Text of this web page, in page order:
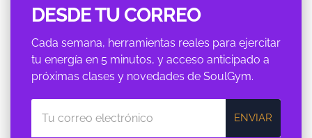
DESDE TU CORREO
Cada semana, herramientas reales para ejercitar
tu energí­a en 5 minutos, y acceso anticipado a
próximas clases y novedades de SoulGym.
ENVIAR